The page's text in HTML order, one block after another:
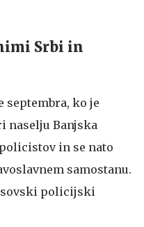
Srbi in
septembra, ko je
naselju Banjska
in se nato
samostanu.
policijski